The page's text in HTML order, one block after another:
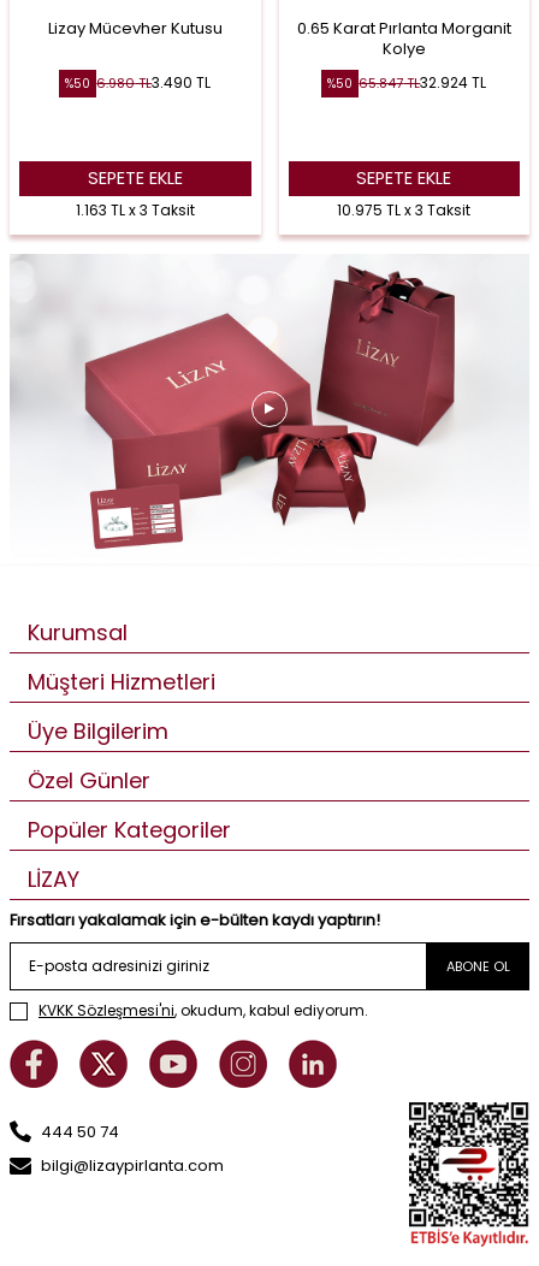
Lizay Mücevher Kutusu
%50 6.980TL3.490 TL
SEPETE EKLE
1.163 TL x 3 Taksit
0.65 Karat Pırlanta Morganit
Kolye
%50 65.847TL32.924TL
SEPETE EKLE
10.975 TL x 3 Taksit
Kurumsal
Müşteri Hizmetleri
Üye Bilgilerim
Özel Günler
Popüler Kategoriler
LİZAY
Fırsatları yakalamak için e-bülten kaydı yaptırın!
ABONE OL
KVKK Sözleşmesi'ni, okudum, kabul ediyorum.
444 50 74
bilgi@lizaypirlanta.com